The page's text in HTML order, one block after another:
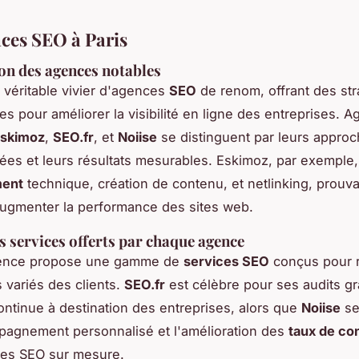
SEO à Paris
des agences notables
véritable vivier d'agences SEO de renom, offrant des
pour améliorer la visibilité en ligne des entreprises.
, SEO.fr, et Noiise se distinguent par leurs
et leurs résultats mesurables. Eskimoz, par
technique, création de contenu, et netlinking,
la performance des sites web.
services offerts par chaque agence
propose une gamme de services SEO conçus pour
variés des clients. SEO.fr est célèbre pour ses audits
à destination des entreprises, alors que Noiise
personnalisé et l'amélioration des taux de
SEO sur mesure.